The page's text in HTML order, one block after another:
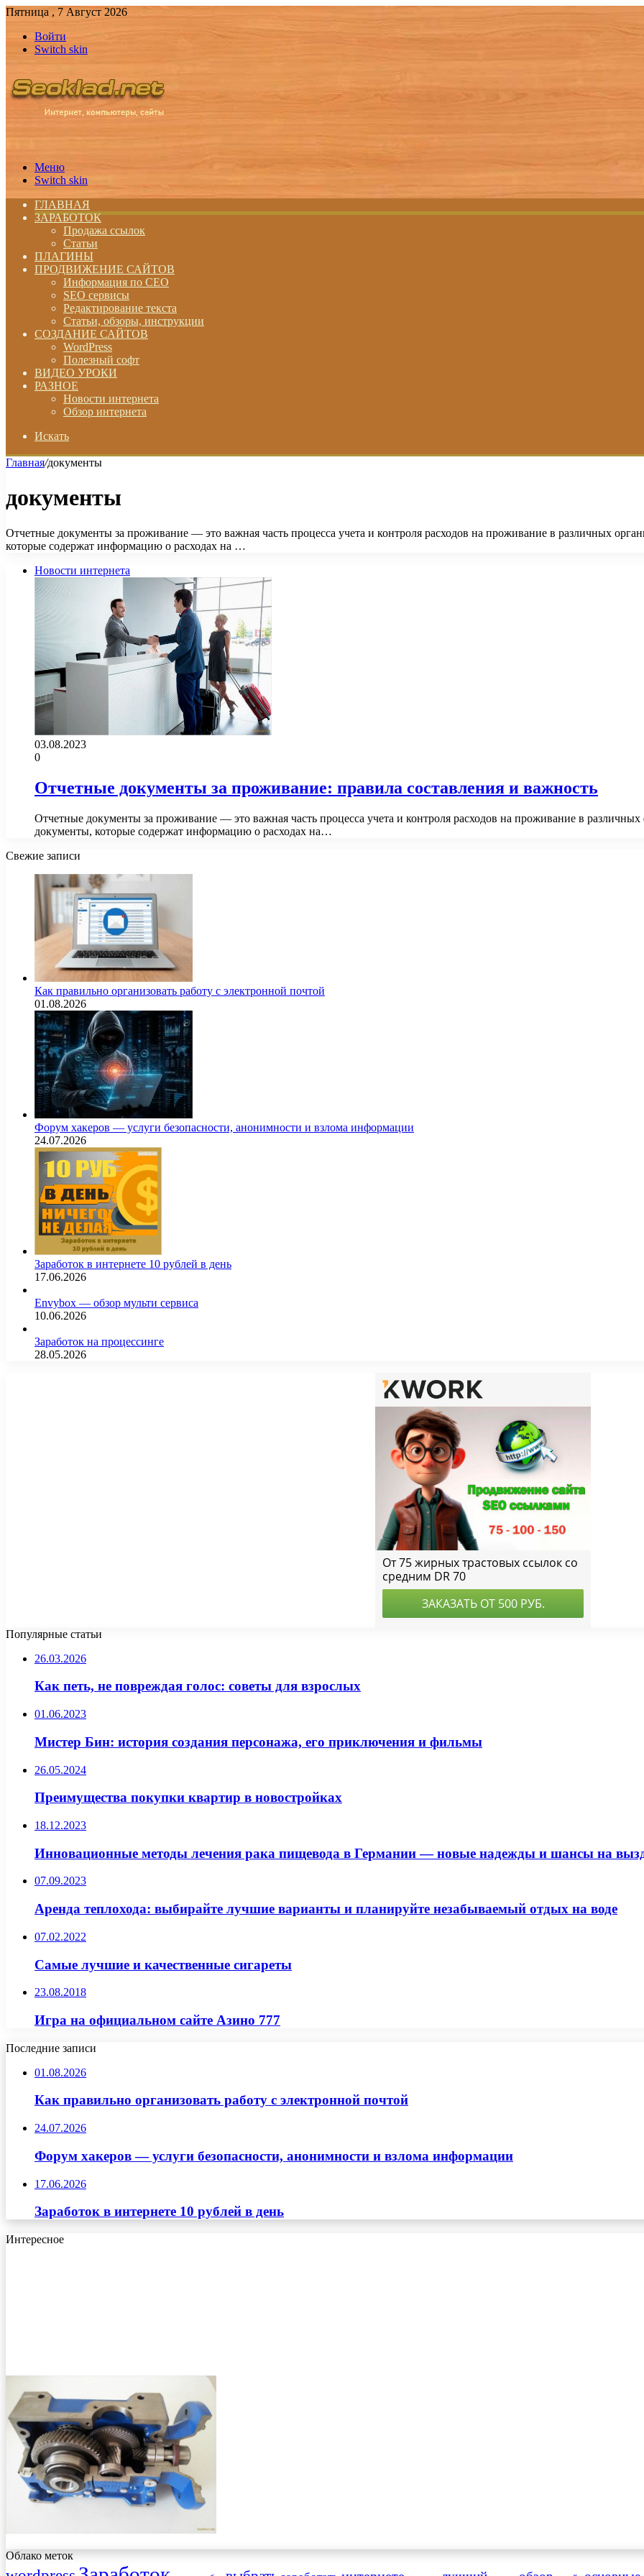
Пятница , 7 Август 2026
Войти
Switch skin
Меню
Switch skin
ГЛАВНАЯ
ЗАРАБОТОК
Продажа ссылок
Статьи
ПЛАГИНЫ
ПРОДВИЖЕНИЕ САЙТОВ
Информация по СЕО
SEO сервисы
Редактирование текста
Статьи, обзоры, инструкции
СОЗДАНИЕ САЙТОВ
WordPress
Полезный софт
ВИДЕО УРОКИ
РАЗНОЕ
Новости интернета
Обзор интернета
Искать
Главная/документы
документы
Отчетные документы за проживание — это важная часть процесса учета и контроля расходов на проживание в различных
которые содержат информацию о расходах на …
Новости интернета
03.08.2023
0
Отчетные документы за проживание: правила составления и важность
Отчетные документы за проживание — это важная часть процесса учета и контроля расходов на проживание в
документы, которые содержат информацию о расходах на…
Свежие записи
Как правильно организовать работу с электронной почтой
01.08.2026
Форум хакеров — услуги безопасности, анонимности и взлома информации
24.07.2026
Заработок в интернете 10 рублей в день
17.06.2026
Envybox — обзор мульти сервиса
10.06.2026
Заработок на процессинге
28.05.2026
Популярные статьи
26.03.2026
Как петь, не повреждая голос: советы для взрослых
01.06.2023
Мистер Бин: история создания персонажа, его приключения и фильмы
26.05.2024
Преимущества покупки квартир в новостройках
18.12.2023
Инновационные методы лечения рака пищевода в Германии — новые надежды и шансы на
07.09.2023
Аренда теплохода: выбирайте лучшие варианты и планируйте незабываемый отдых на воде
07.02.2022
Самые лучшие и качественные сигареты
23.08.2018
Игра на официальном сайте Азино 777
Последние записи
01.08.2026
Как правильно организовать работу с электронной почтой
24.07.2026
Форум хакеров — услуги безопасности, анонимности и взлома информации
17.06.2026
Заработок в интернете 10 рублей в день
Интересное
Облако меток